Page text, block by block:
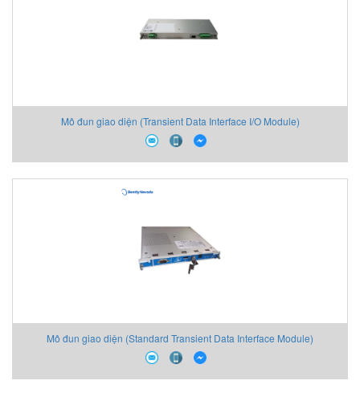
Mô đun giao diện (Transient Data Interface I/O Module)
Mô đun giao diện (Standard Transient Data Interface Module)